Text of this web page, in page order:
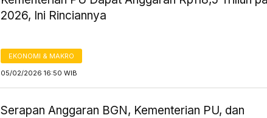
2026, Ini Rinciannya
EKONOMI & MAKRO
05/02/2026 16:50 WIB
Serapan Anggaran BGN, Kementerian PU, dan